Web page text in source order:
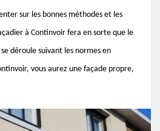
sur les bonnes méthodes et les
à Continvoir fera en sorte que le
déroule suivant les normes en
vous aurez une façade propre,